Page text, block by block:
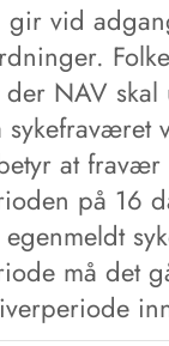
gir vid
NAV skal
sykefraværet
at fravær
på 16
må det